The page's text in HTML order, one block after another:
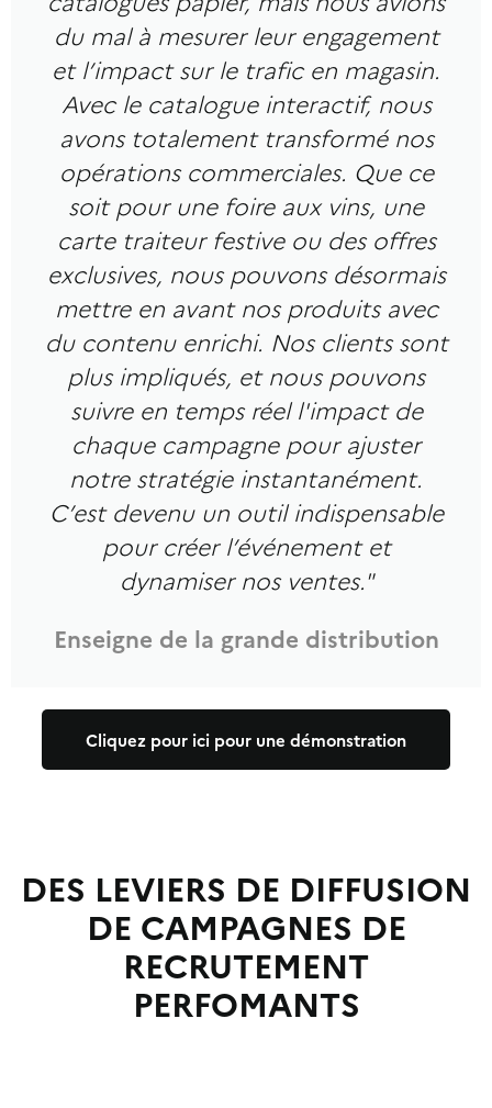
du mal à mesurer leur engagement
et l’impact sur le trafic en magasin.
Avec le catalogue interactif, nous
avons totalement transformé nos
opérations commerciales. Que ce
soit pour une foire aux vins, une
carte traiteur festive ou des offres
exclusives, nous pouvons désormais
mettre en avant nos produits avec
du contenu enrichi. Nos clients sont
plus impliqués, et nous pouvons
suivre en temps réel l'impact de
chaque campagne pour ajuster
notre stratégie instantanément.
C’est devenu un outil indispensable
pour créer l’événement et
dynamiser nos ventes."
Enseigne de la grande distribution
Cliquez pour ici pour une démonstration
DES LEVIERS DE DIFFUSION
DE CAMPAGNES DE
RECRUTEMENT
PERFOMANTS